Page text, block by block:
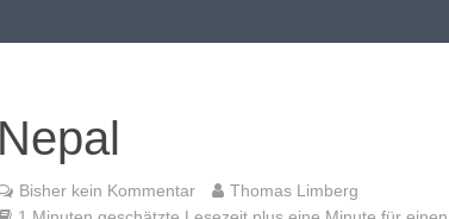
Nepal
Bisher kein Kommentar
Thomas Limberg